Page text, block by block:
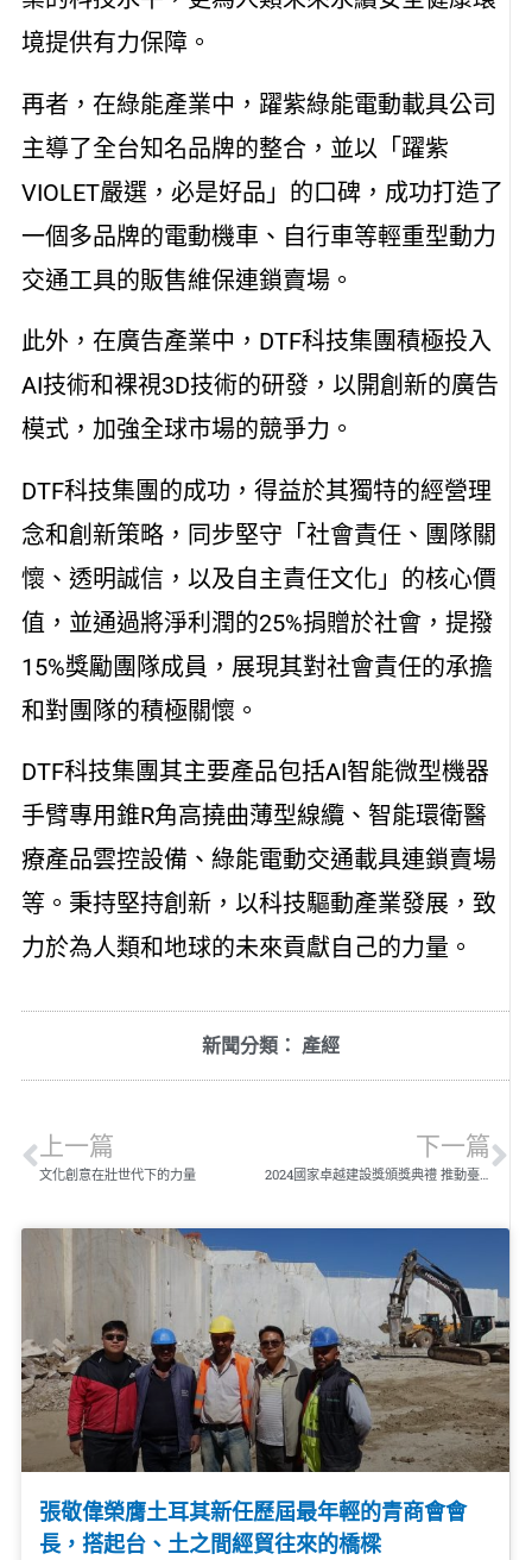
境提供有力保障。
再者，在綠能產業中，躍紫綠能電動載具公司
主導了全台知名品牌的整合，並以「躍紫
VIOLET嚴選，必是好品」的口碑，成功打造了
一個多品牌的電動機車、自行車等輕重型動力
交通工具的販售維保連鎖賣場。
此外，在廣告產業中，DTF科技集團積極投入
AI技術和裸視3D技術的研發，以開創新的廣告
模式，加強全球市場的競爭力。
DTF科技集團的成功，得益於其獨特的經營理
念和創新策略，同步堅守「社會責任、團隊關
懷、透明誠信，以及自主責任文化」的核心價
值，並通過將淨利潤的25%捐贈於社會，提撥
15%獎勵團隊成員，展現其對社會責任的承擔
和對團隊的積極關懷。
DTF科技集團其主要產品包括AI智能微型機器
手臂專用錐R角高撓曲薄型線纜、智能環衛醫
療產品雲控設備、綠能電動交通載具連鎖賣場
等。秉持堅持創新，以科技驅動產業發展，致
力於為人類和地球的未來貢獻自己的力量。
新聞分類： 產經
上一篇
文化創意在壯世代下的力量
下一篇
2024國家卓越建設獎頒獎典禮 推動臺灣建築業深化ESG永續發展
張敬偉榮膺土耳其新任歷屆最年輕的青商會會
長，搭起台、土之間經貿往來的橋樑